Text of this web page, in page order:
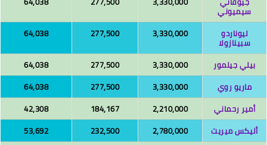
سيميوني
ليوناردو
سبينازولا
3,330,000
277,500
64,038
بيلي جيلمور 3,330,000
277,500
64,038
ماريو روي
3,330,000
277,500
64,038
أمير رحماني
2,210,000
184,167
42,308
ميريت
2,780,000
232,500
53,692